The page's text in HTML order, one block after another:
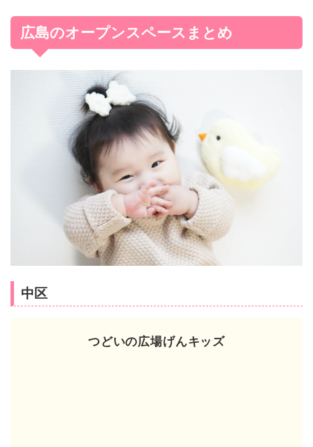
広島のオープンスペースまとめ
中区
つどいの広場げんキッズ